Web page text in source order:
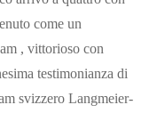
come un
, vittorioso con
testimonianza di
svizzero Langmeier-